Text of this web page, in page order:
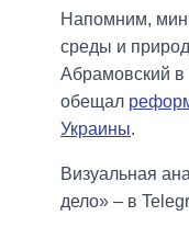
Напомним,
среды и
Абрамовский в
обещал
Украины.
Визуальная
дело» – в